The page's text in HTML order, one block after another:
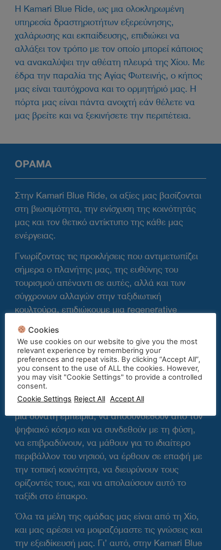
Η Kamari Blue Ride, ως μια ολοκληρωμένη
υπηρεσία δραστηριοτήτων εξερεύνησης,
χαλάρωσης και εκπαίδευσης, επιδιώκει να
αλλάξει τον τρόπο με τον οποίο μπορεί κάποιος
να ανακαλύψει την αθέατη πλευρά της Χίου. Με
έδρα την παραλία της Αγίας Φωτεινής, ο κήπος
μας είναι ταυτόχρονα και το ορμητήριό μας. Η
πόρτα μας είναι πάντα ανοιχτή εάν θέλετε να
μας βρείτε και να ξεκινήσετε την περιπέτεια.
ΟΡΑΜΑ
Στην Kamari Blue Ride, οι αξίες μας βασίζονται
στη βιωσιμότητα, την ενίσχυση της κοινότητάς
μας και τον θετικό αντίκτυπο της κάθε μας
ενέργειας.
Γνωρίζοντας τις προκλήσεις που αντιμετωπίζει
σήμερα ο πλανήτης μας, της ευθύνης του
τουρισμού απέναντι σε αυτές, αλλά και των
σύγχρονων αλλαγών στην ταξιδιωτική
κουλτούρα, επιδιώκουμε μια regenerative
δραστηριοτήτων μας. Χάρη στην ολιστική μας
φιλοσοφία, προσφέρουμε εμπειρίες που είναι,
ταυτόχρονα, απολαυστικές και ουσιαστικές, με
απώτερο στόχο τον βαθύτερο μετασχηματισμό
του ατόμου μέσα από τη συμμετοχή του σε
αυτές. Θέλουμε οι επισκέπτες μας να ζήσουν
μια δυνατή εμπειρία, να αποσυνδεθούν από τον
ψηφιακό κόσμο και να συνδεθούν με τη φύση,
να επιβραδύνουν, να μάθουν για το ιδιαίτερο
περιβάλλον του νησιού, να έρθουν σε επαφή με
την τοπική κοινότητα, να διευρύνουν τους
ορίζοντές τους, και να απολαύσουν αυτό το
ταξίδι στο έπακρο.
Όλα τα μέλη της ομάδας μας είναι από τη Χίο,
και μας αρέσει να μοιραζόμαστε τις γνώσεις και
την εξειδίκευσή μας. Γι’ αυτό, στην Kamari Blue
Cookies
We use cookies on our website to give you the most
relevant experience by remembering your
preferences and repeat visits. By clicking “Accept All”,
you consent to the use of ALL the cookies. However,
you may visit "Cookie Settings" to provide a controlled
consent.
Cookie Settings Reject All Accept All